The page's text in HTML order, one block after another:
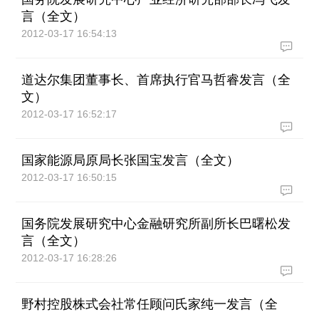
言（全文）
2012-03-17 16:54:13
道达尔集团董事长、首席执行官马哲睿发言（全
文）
2012-03-17 16:52:17
国家能源局原局长张国宝发言（全文）
2012-03-17 16:50:15
国务院发展研究中心金融研究所副所长巴曙松发
言（全文）
2012-03-17 16:28:26
野村控股株式会社常任顾问氏家纯一发言（全